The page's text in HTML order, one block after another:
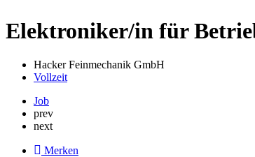
Elektroniker/in für
Hacker Feinmechanik GmbH
Vollzeit
Job
prev
next
Merken